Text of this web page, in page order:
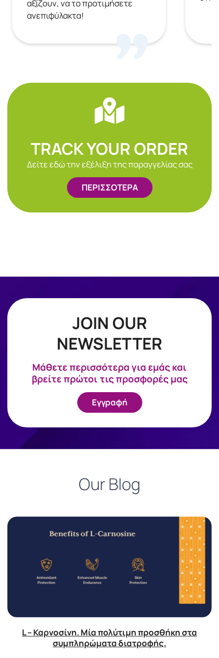
αξίζουν, να το προτιμήσετε
ανεπιφύλακτα!
TRACK YOUR ORDER
Δείτε εδώ την εξέλιξη της παραγγελίας σας
ΠΕΡΙΣΣΟΤΕΡΑ
JOIN OUR
NEWSLETTER
Mάθετε περισσότερα για εμάς και
βρείτε πρώτοι τις προσφορές μας
Εγγραφή
Our Blog
L – Καρνοσίνη. Μία πολύτιμη προσθήκη στα
συμπληρώματα διατροφής.